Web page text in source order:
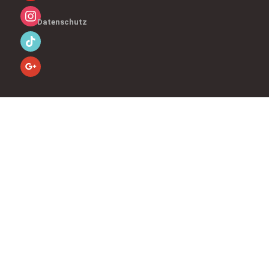
Datenschutz